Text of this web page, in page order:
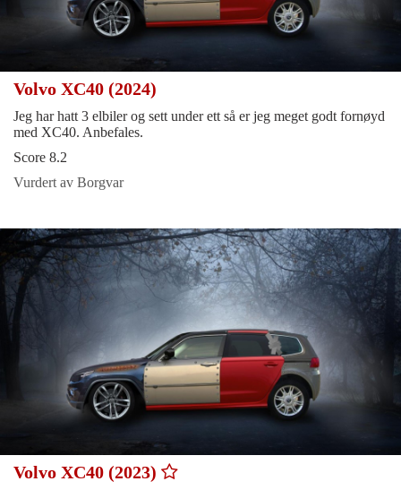
Volvo XC40 (2024)
Jeg har hatt 3 elbiler og sett under ett så er jeg meget godt fornøyd
med XC40. Anbefales.
Score 8.2
Vurdert av Borgvar
Volvo XC40 (2023)